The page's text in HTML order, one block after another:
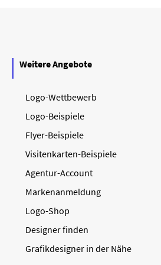
Weitere Angebote
Logo-Wettbewerb
Logo-Beispiele
Flyer-Beispiele
Visitenkarten-Beispiele
Agentur-Account
Markenanmeldung
Logo-Shop
Designer finden
Grafikdesigner in der Nähe